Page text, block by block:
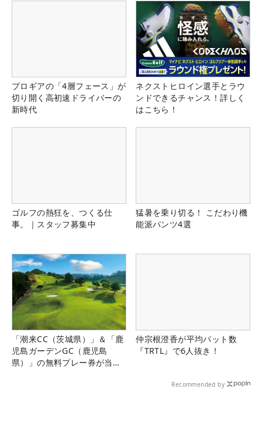
プロギアの「4層フェース」が
切り開く高初速ドライバーの
新時代
ネクストヒロイン選手とラウ
ンドできるチャンス！詳しく
はこちら！
ゴルフの熱狂を、つくる仕
事。｜スタッフ募集中
猛暑を乗り切る！ こだわり機
能派パンツ4選
「潮来CC（茨城県）」＆「鹿
児島ガーデンGC（鹿児島
県）」の無料プレー券が当た
仲宗根澄香が平均パット数
『TRTL』で6人抜き！
Recommended by